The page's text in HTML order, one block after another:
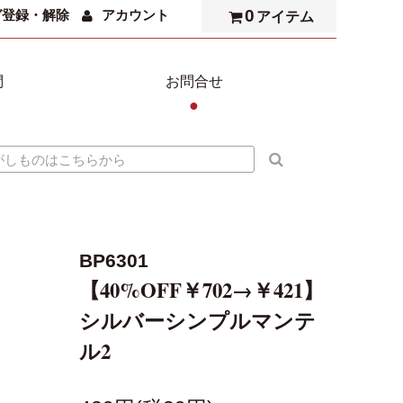
録・解除 アカウント 0 アイテム
お問合せ
●
BP6301
【40%OFF￥702→￥421】
シルバーシンプルマンテ
ル2